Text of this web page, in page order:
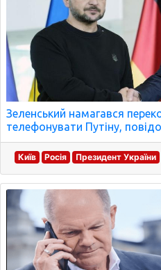
Зеленський намагався
телефонувати Путіну,
Київ Росія Президент України